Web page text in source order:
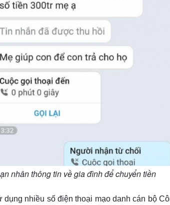
nhân thông tin về gia đình để chuyển tiền
nhiều số điện thoại mạo danh cán bộ